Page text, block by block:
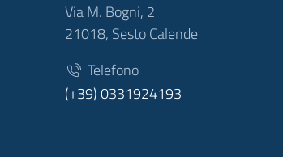
Via M. Bogni, 2
21018, Sesto Calende
Telefono
(+39) 0331924193